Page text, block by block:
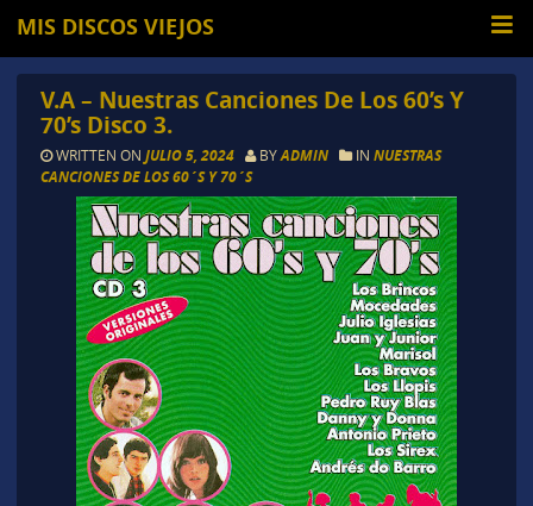
MIS DISCOS VIEJOS
V.A – Nuestras Canciones De Los 60’s Y
70’s Disco 3.
WRITTEN ON JULIO 5, 2024 BYADMIN IN NUESTRAS
CANCIONES DE LOS 60´S Y 70´S